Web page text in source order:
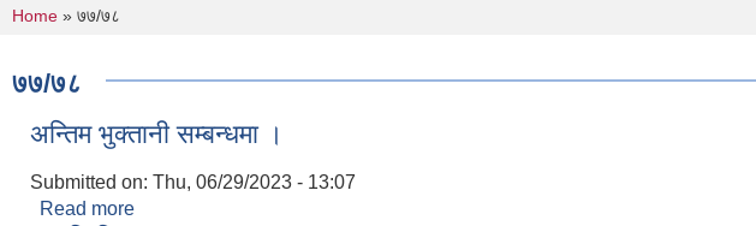
You are here
Home » ७७/७८
७७/७८
अन्तिम भुक्तानी सम्बन्धमा ।
Submitted on: Thu, 06/29/2023 - 13:07
Read more